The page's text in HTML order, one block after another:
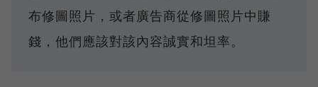
布修圖照片，或者廣告商從修圖照片中賺
錢，他們應該對該內容誠實和坦率。